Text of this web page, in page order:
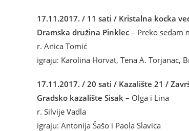
17.11.2017. / 11 sati / Kristalna kocka
Dramska družina Pinklec – Preko sedam
r. Anica Tomić
igraju: Karolina Horvat, Tena A. Torjanac,
17.11.2017. / 20 sati / Kazalište 21 /
Gradsko kazalište Sisak – Olga i Lina
r. Silvije Vadla
igraju: Antonija Šašo i Paola Slavica